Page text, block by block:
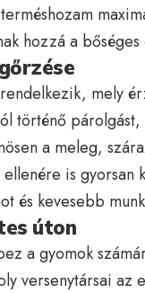
hozzá a
mely
történő
a meleg,
is gyorsan
és kevesebb
úton
a gyomok
versenytársai